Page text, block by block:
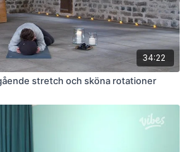
34:22
stretch och sköna rotationer